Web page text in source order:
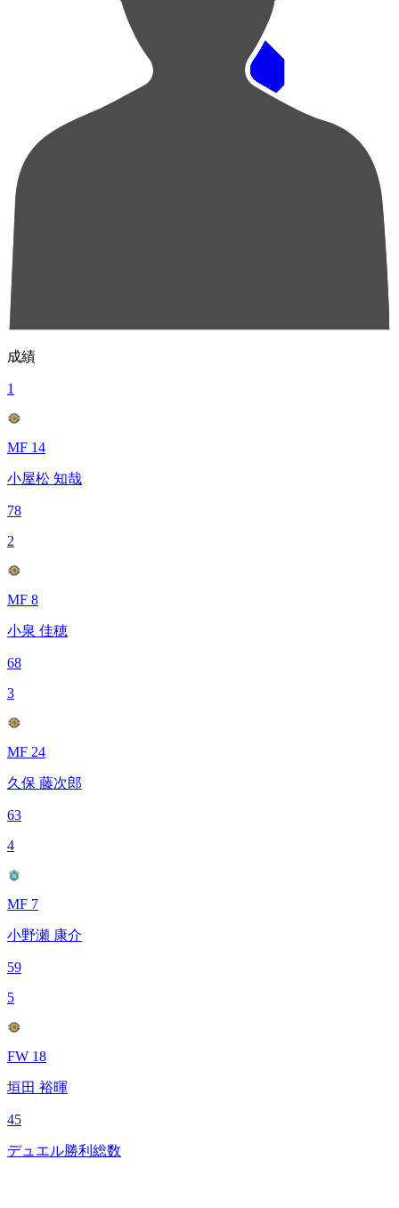
順位
選手名
成績
1
MF 14
小屋松 知哉
78
2
MF 8
小泉 佳穂
68
3
MF 24
久保 藤次郎
63
4
MF 7
小野瀬 康介
59
5
FW 18
垣田 裕暉
45
デュエル勝利総数